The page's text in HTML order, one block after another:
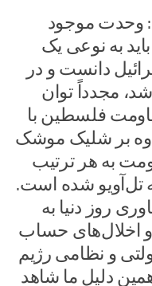
وحدت موجود
به نوعی یک
دانست و در
مجدداً توان
فلسطین با
بر شلیک موشک
به هر ترتیب
تل‌آویو شده است.
روز دنیا به
و اخلال‌های حساب
و نظامی رژیم
دلیل ما شاهد